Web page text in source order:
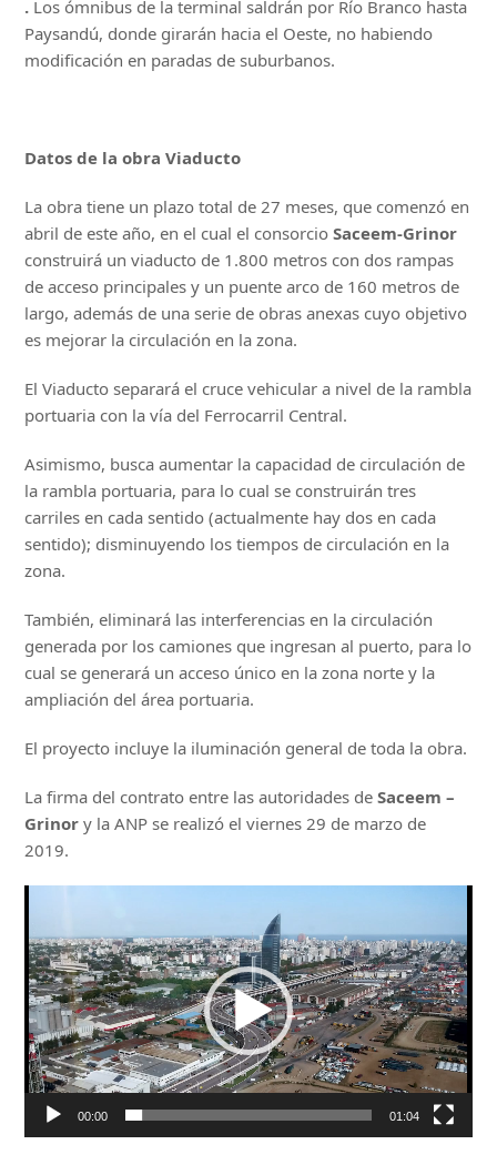
. Los ómnibus de la terminal saldrán por Río Branco hasta
Paysandú, donde girarán hacia el Oeste, no habiendo
modificación en paradas de suburbanos.
Datos de la obra Viaducto
La obra tiene un plazo total de 27 meses, que comenzó en
abril de este año, en el cual el consorcioSaceem-Grinor
construirá un viaducto de 1.800 metros con dos rampas
de acceso principales y un puente arco de 160 metros de
largo, además de una serie de obras anexas cuyo objetivo
es mejorar la circulación en la zona.
El Viaducto separará el cruce vehicular a nivel de la rambla
portuaria con la vía del Ferrocarril Central.
Asimismo, busca aumentar la capacidad de circulación de
la rambla portuaria, para lo cual se construirán tres
carriles en cada sentido (actualmente hay dos en cada
sentido); disminuyendo los tiempos de circulación en la
zona.
También, eliminará las interferencias en la circulación
generada por los camiones que ingresan al puerto, para lo
cual se generará un acceso único en la zona norte y la
ampliación del área portuaria.
El proyecto incluye la iluminación general de toda la obra.
La firma del contrato entre las autoridades deSaceem –
Grinory la ANP se realizó el viernes 29 de marzo de
2019.
vídeo
00:00 01:04